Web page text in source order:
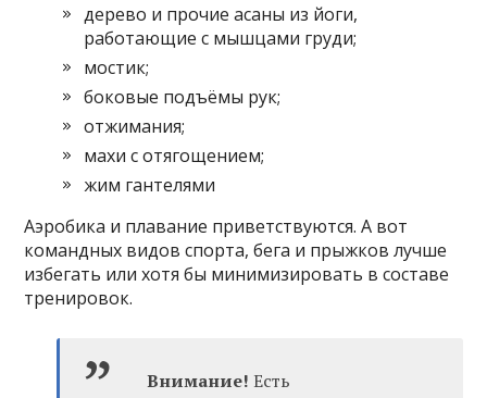
дерево и прочие асаны из йоги,
работающие с мышцами груди;
мостик;
боковые подъёмы рук;
отжимания;
махи с отягощением;
жим гантелями
Аэробика и плавание приветствуются. А вот
командных видов спорта, бега и прыжков лучше
избегать или хотя бы минимизировать в составе
тренировок.
Внимание! Есть